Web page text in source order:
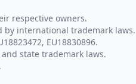
respective owners.
by international trademark laws.
EU18830896.
state trademark laws.